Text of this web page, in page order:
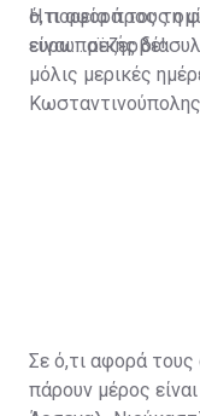
ό,τι αφορά τους
είναι… ρεζερβέ!
Η πορεία προς τη
ευρωπαϊκής
μόλις μερικές
Κωσταντινούπολης.
Σε ό,τι αφορά
πάρουν μέρος